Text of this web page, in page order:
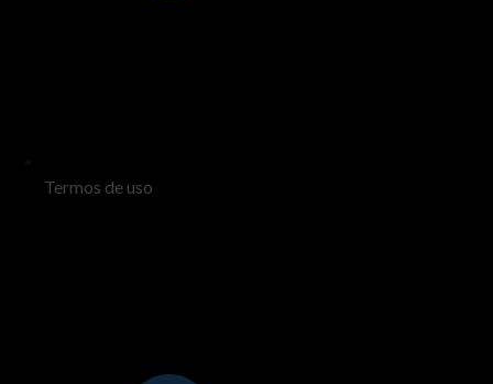
Termos de uso